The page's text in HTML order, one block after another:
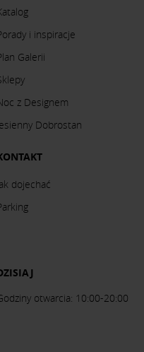
i inspiracje
Galerii
z Designem
Dobrostan
dojechać
otwarcia: 10:00-20:00